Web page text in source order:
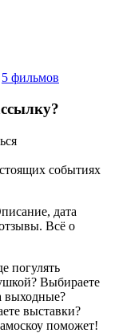
5 фильмов
событиях
дата
Всё о
погулять
Выбираете
выходные?
выставки?
поможет!